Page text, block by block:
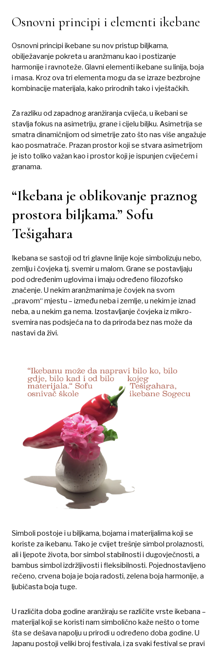
Osnovni principi i elementi ikebane
Osnovni principi ikebane su nov pristup biljkama,
obilježavanje pokreta u aranžmanu kao i postizanje
harmonije i ravnoteže. Glavni elementi ikebane su linija, boja
i masa. Kroz ova tri elementa mogu da se izraze bezbrojne
kombinacije materijala, kako prirodnih tako i vještačkih.
Za razliku od zapadnog aranžiranja cvijeća, u ikebani se
stavlja fokus na asimetriju, grane i cijelu biljku. Asimetrija se
smatra dinamičnijom od simetrije zato što nas više angažuje
kao posmatrače. Prazan prostor koji se stvara asimetrijom
je isto toliko važan kao i prostor koji je ispunjen cvijećem i
granama.
“Ikebana je oblikovanje praznog
prostora biljkama.” Sofu
Tešigahara
Ikebana se sastoji od tri glavne linije koje simbolizuju nebo,
zemlju i čovjeka tj. svemir u malom. Grane se postavljaju
pod određenim uglovima i imaju određeno filozofsko
značenje. U nekim aranžmanima je čovjek na svom
„pravom“ mjestu – između neba i zemlje, u nekim je iznad
neba, a u nekim ga nema. Izostavljanje čovjeka iz mikro-
svemira nas podsjeća na to da priroda bez nas može da
nastavi da živi.
Simboli postoje i u biljkama, bojama i materijalima koji se
koriste za ikebanu. Tako je cvijet trešnje simbol prolaznosti,
ali i ljepote života, bor simbol stabilnosti i dugovječnosti, a
bambus simbol izdržljivosti i fleksibilnosti. Pojednostavljeno
rečeno, crvena boja je boja radosti, zelena boja harmonije, a
ljubičasta boja tuge.
U različita doba godine aranžiraju se različite vrste ikebana –
materijal koji se koristi nam simbolično kaže nešto o tome
šta se dešava napolju u prirodi u određeno doba godine. U
Japanu postoji veliki broj festivala, i za svaki festival se pravi